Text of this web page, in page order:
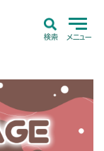
検索 メニュー